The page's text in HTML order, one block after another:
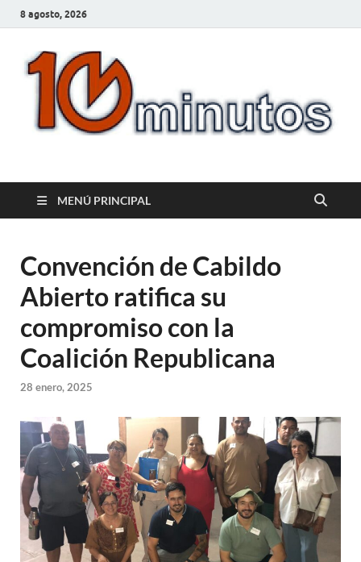
8 agosto, 2026
10minutos.com.uy
MENÚ PRINCIPAL
Convención de Cabildo
Abierto ratifica su
compromiso con la
Coalición Republicana
28 enero, 2025